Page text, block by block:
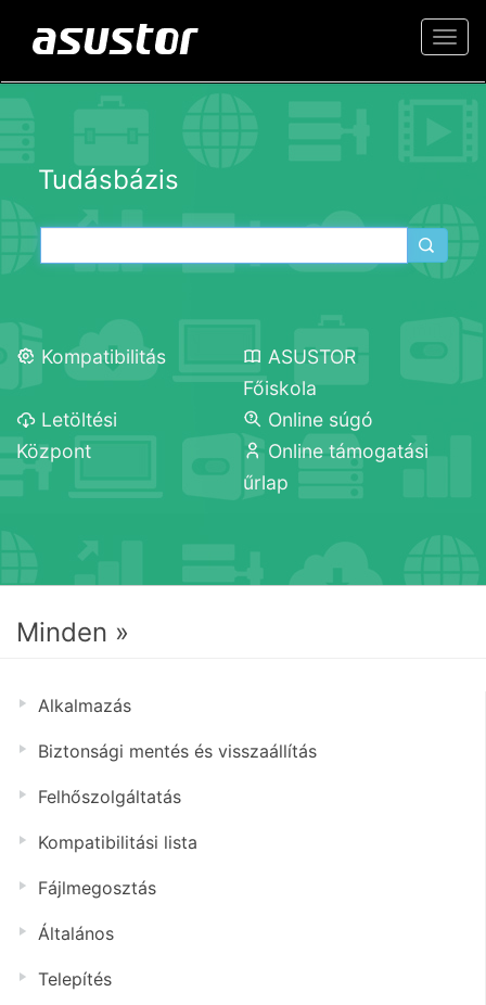
Tudásbázis
Kompatibilitás
ASUSTOR
Főiskola
Letöltési
Központ
Online súgó
Online támogatási
űrlap
Minden »
Alkalmazás
Biztonsági mentés és visszaállítás
Felhőszolgáltatás
Kompatibilitási lista
Fájlmegosztás
Általános
Telepítés